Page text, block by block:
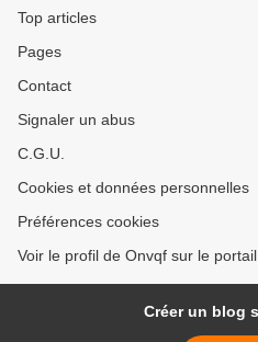
Top articles
Pages
Contact
Signaler un abus
C.G.U.
Cookies et données personnelles
Préférences cookies
Voir le profil de Onvqf sur le
Créer un blog